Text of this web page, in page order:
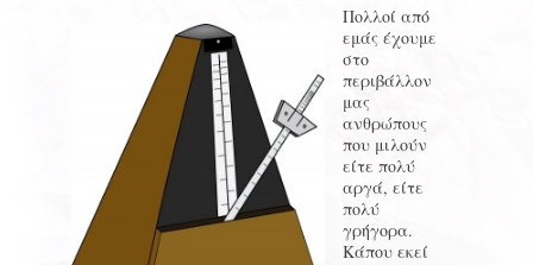
Πολλοί από
εμάς έχουμε
στο
περιβάλλον
μας
ανθρώπους
που μιλούν
είτε πολύ
αργά, είτε
πολύ
γρήγορα.
Κάπου εκεί